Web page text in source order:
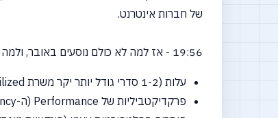
של חברות אינטרנט.
19:56 - אז למה לא כולם נוסעים באובר, ולמה לא כולם משתמשים ב-Serverless Functions ל-APIs ו-Microservices למרות היתרונות?
עלות (1-2
סדרי גודל יותר יקר משרת utilized)
פרקדיקטביליות של Performance
(ה-Latency